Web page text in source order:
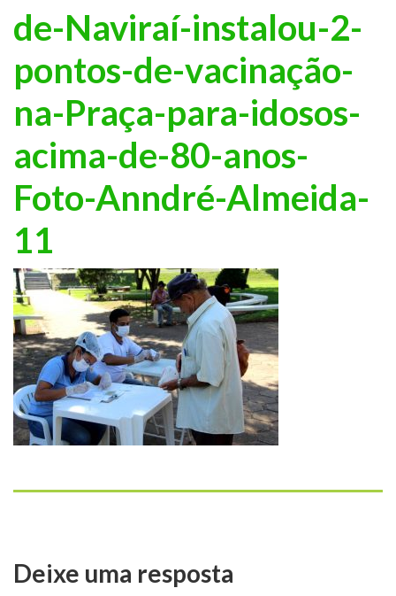
de-Naviraí-instalou-2-
pontos-de-vacinação-
na-Praça-para-idosos-
acima-de-80-anos-
Foto-Anndré-Almeida-
11
Deixe uma resposta